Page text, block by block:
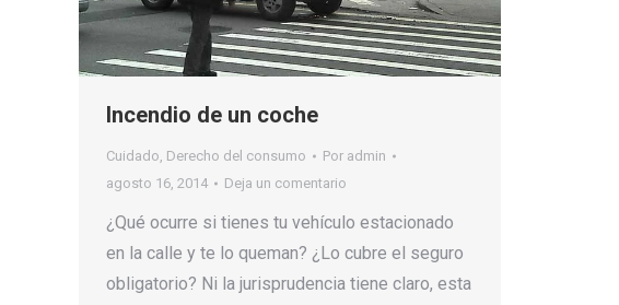
Incendio de un coche
Cuidado, Derecho del consumo Por admin
agosto 16, 2014
Deja un comentario
¿Qué ocurre si tienes tu vehículo estacionado
en la calle y te lo queman? ¿Lo cubre el seguro
obligatorio? Ni la jurisprudencia tiene claro, esta